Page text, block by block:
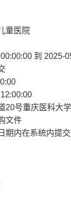
童医院
到 2025-
20号重庆医科大
文件
期内在系统内提